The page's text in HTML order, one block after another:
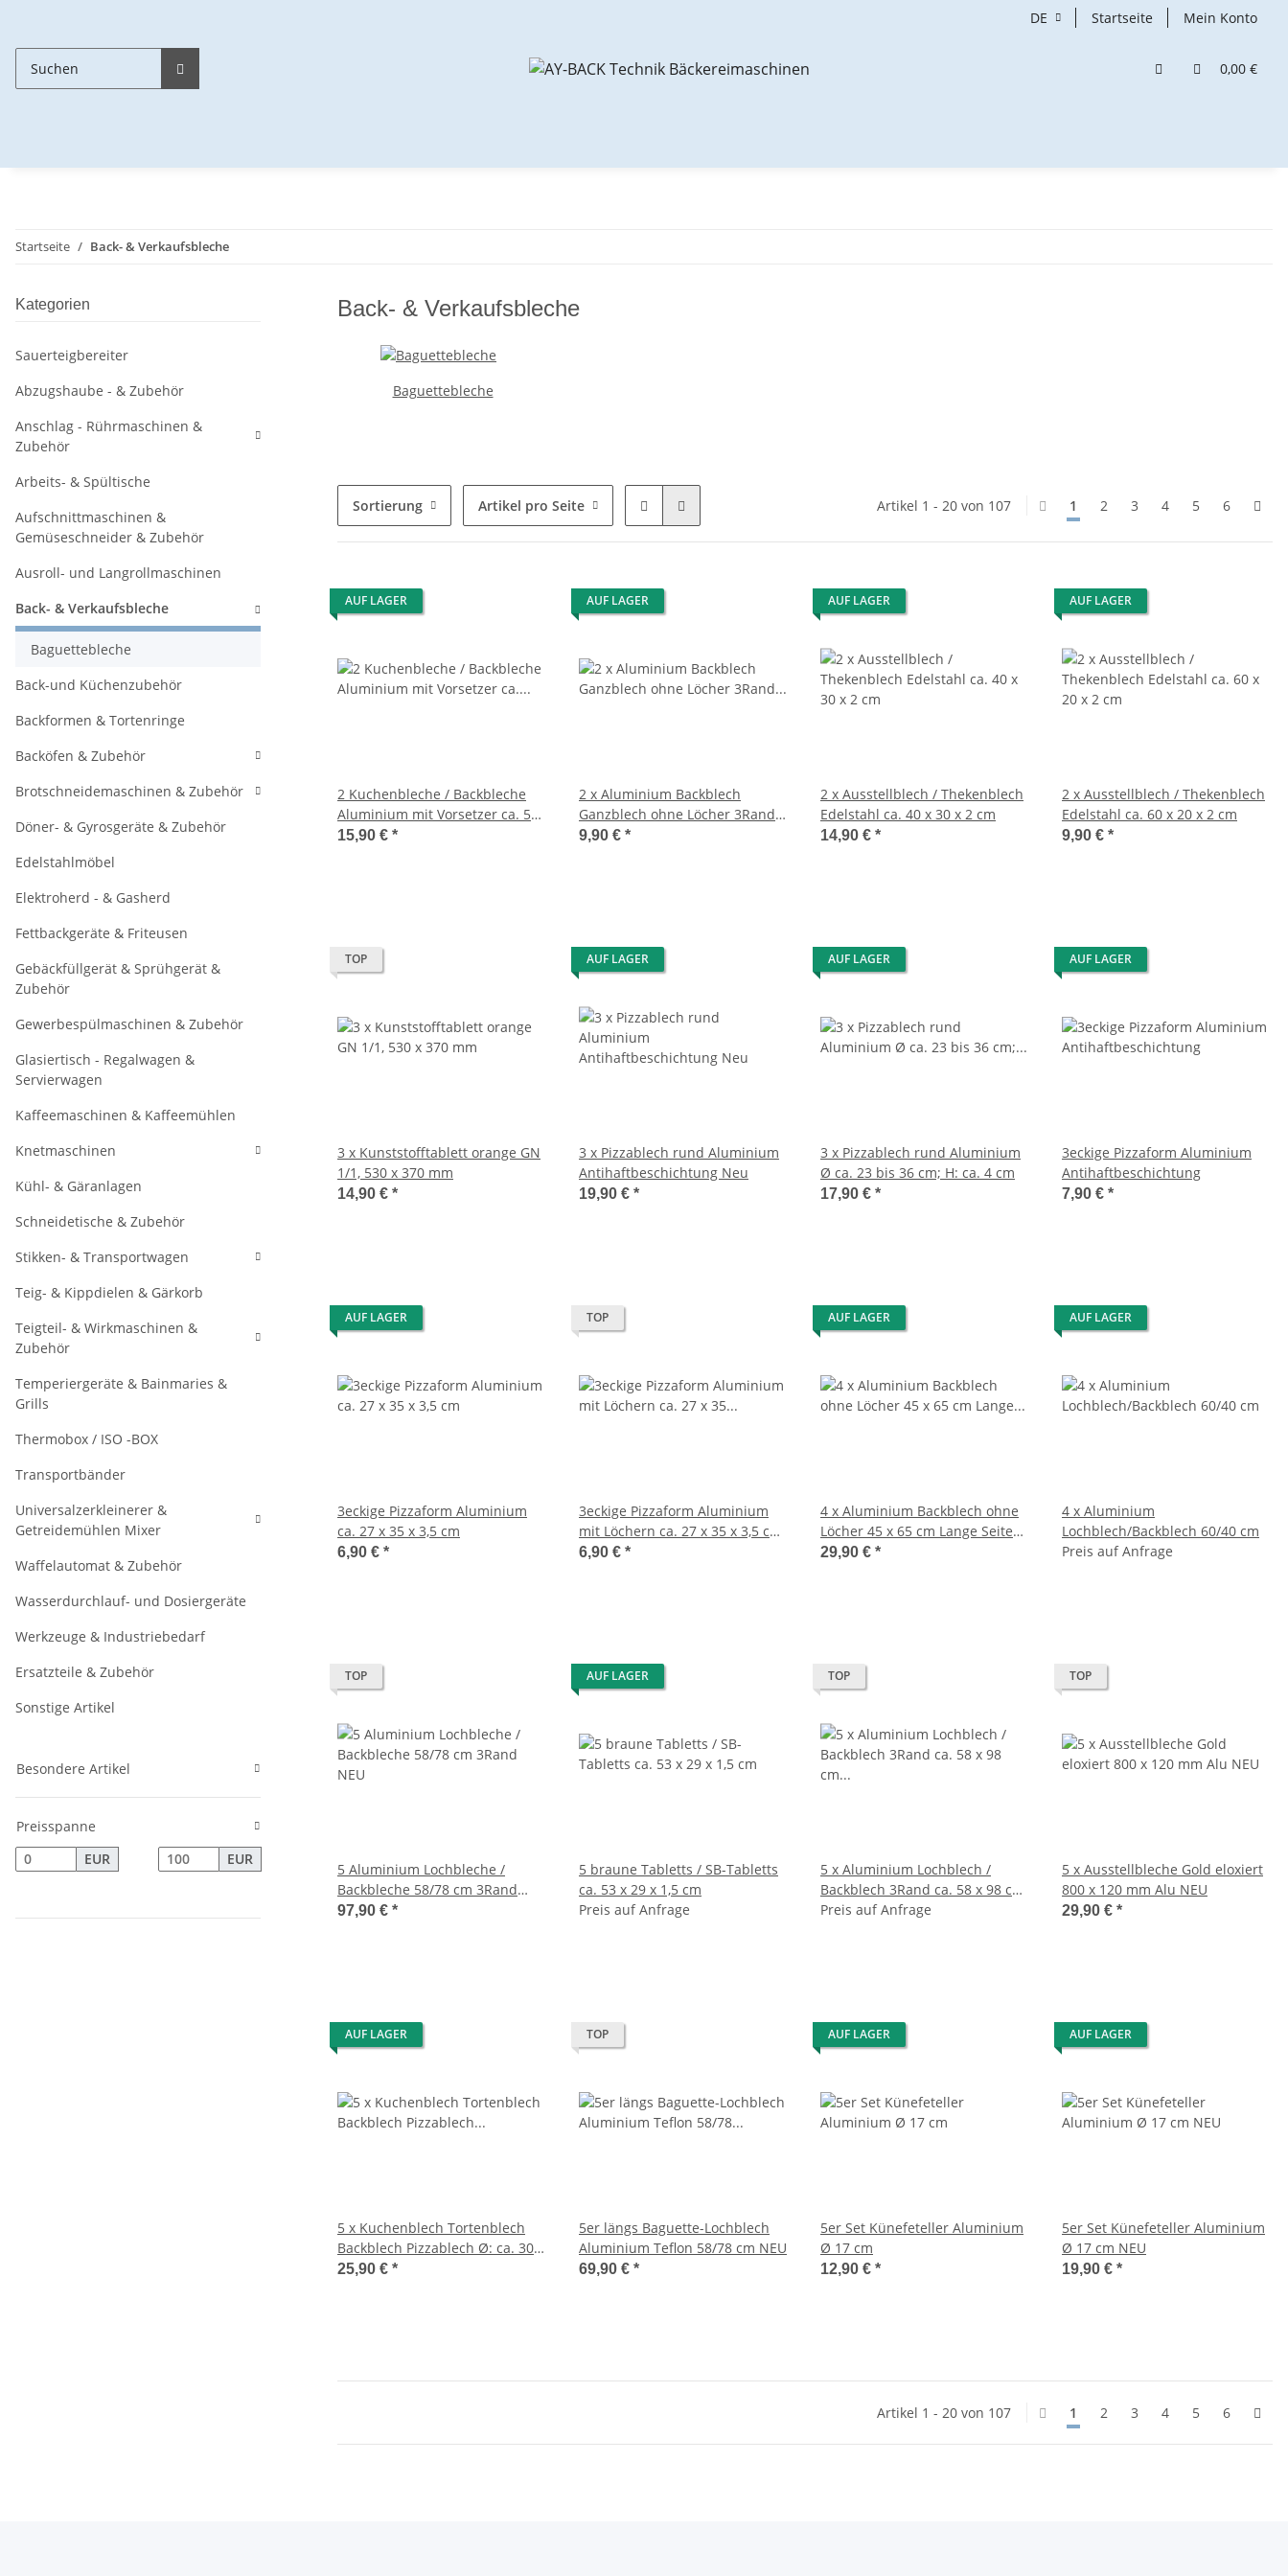
DE Startseite Mein Konto
0,00 €
Startseite Back- & Verkaufsbleche
Back- & Verkaufsbleche
Baguettebleche
Sortierung Artikel pro Seite Artikel 1 - 20 von 107 1 2 3 4 5 6
AUF LAGER
2 Kuchenbleche / Backbleche
Aluminium mit Vorsetzer ca. 58
x 40 x 5 cm
15,90 € *
AUF LAGER
2 x Aluminium Backblech
Ganzblech ohne Löcher 3Rand
ca. 52 x 64 x 3 cm (GN 2/1)
9,90 € *
AUF LAGER
2 x Ausstellblech / Thekenblech
Edelstahl ca. 40 x 30 x 2 cm
14,90 € *
AUF LAGER
2 x Ausstellblech / Thekenblech
Edelstahl ca. 60 x 20 x 2 cm
9,90 € *
TOP
3 x Kunststofftablett orange GN
1/1, 530 x 370 mm
14,90 € *
AUF LAGER
3 x Pizzablech rund Aluminium
Antihaftbeschichtung Neu
19,90 € *
AUF LAGER
3 x Pizzablech rund Aluminium
Ø ca. 23 bis 36 cm; H: ca. 4 cm
17,90 € *
AUF LAGER
3eckige Pizzaform Aluminium
Antihaftbeschichtung
7,90 € *
AUF LAGER
3eckige Pizzaform Aluminium
ca. 27 x 35 x 3,5 cm
6,90 € *
TOP
3eckige Pizzaform Aluminium
mit Löchern ca. 27 x 35 x 3,5 cm
Neu
6,90 € *
AUF LAGER
4 x Aluminium Backblech ohne
Löcher 45 x 65 cm Lange Seiten
Aufkantung
29,90 € *
AUF LAGER
4 x Aluminium
Lochblech/Backblech 60/40 cm
Preis auf Anfrage
TOP
5 Aluminium Lochbleche /
Backbleche 58/78 cm 3Rand
NEU
97,90 € *
AUF LAGER
5 braune Tabletts / SB-Tabletts
ca. 53 x 29 x 1,5 cm
Preis auf Anfrage
TOP
5 x Aluminium Lochblech /
Backblech 3Rand ca. 58 x 98 cm
***NEU***
Preis auf Anfrage
TOP
5 x Ausstellbleche Gold eloxiert
800 x 120 mm Alu NEU
29,90 € *
AUF LAGER
5 x Kuchenblech Tortenblech
Backblech Pizzablech Ø: ca. 30
cm, Höhe: ca. 3 cm
25,90 € *
TOP
5er längs Baguette-Lochblech
Aluminium Teflon 58/78 cm NEU
69,90 € *
AUF LAGER
5er Set Künefeteller Aluminium
Ø 17 cm
12,90 € *
AUF LAGER
5er Set Künefeteller Aluminium
Ø 17 cm NEU
19,90 € *
Artikel 1 - 20 von 107 1 2 3 4 5 6
Kategorien
Sauerteigbereiter
Abzugshaube - & Zubehör
Anschlag - Rührmaschinen &
Zubehör
Arbeits- & Spültische
Aufschnittmaschinen &
Gemüseschneider & Zubehör
Ausroll- und Langrollmaschinen
Back- & Verkaufsbleche
Baguettebleche
Back-und Küchenzubehör
Backformen & Tortenringe
Backöfen & Zubehör
Brotschneidemaschinen & Zubehör
Döner- & Gyrosgeräte & Zubehör
Edelstahlmöbel
Elektroherd - & Gasherd
Fettbackgeräte & Friteusen
Gebäckfüllgerät & Sprühgerät &
Zubehör
Gewerbespülmaschinen & Zubehör
Glasiertisch - Regalwagen &
Servierwagen
Kaffeemaschinen & Kaffeemühlen
Knetmaschinen
Kühl- & Gäranlagen
Schneidetische & Zubehör
Stikken- & Transportwagen
Teig- & Kippdielen & Gärkorb
Teigteil- & Wirkmaschinen &
Zubehör
Temperiergeräte & Bainmaries &
Grills
Thermobox / ISO -BOX
Transportbänder
Universalzerkleinerer &
Getreidemühlen Mixer
Waffelautomat & Zubehör
Wasserdurchlauf- und Dosiergeräte
Werkzeuge & Industriebedarf
Ersatzteile & Zubehör
Sonstige Artikel
Besondere Artikel
Preisspanne
EUR
EUR